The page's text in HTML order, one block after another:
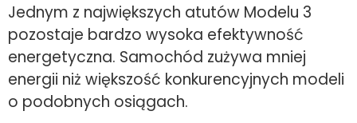
Jednym z największych atutów Modelu 3
pozostaje bardzo wysoka efektywność
energetyczna. Samochód zużywa mniej
energii niż większość konkurencyjnych modeli
o podobnych osiągach.